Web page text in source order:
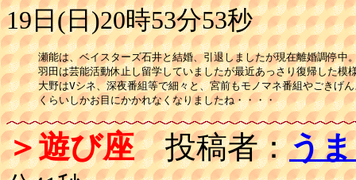
19日(日)20時53分53秒
瀬能は、ベイスターズ石井と結婚、引退しましたが現在離婚調停中
羽田は芸能活動休止し留学していましたが最近あっさり復帰した模
大野はVシネ、深夜番組等で細々と、宮前もモノマネ番組やごきげ
くらいしかお目にかかれなくなりましたね・・・・
＞遊び座投稿者：う